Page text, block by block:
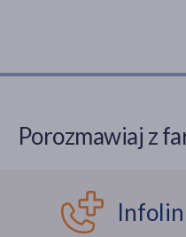
Porozmawiaj z